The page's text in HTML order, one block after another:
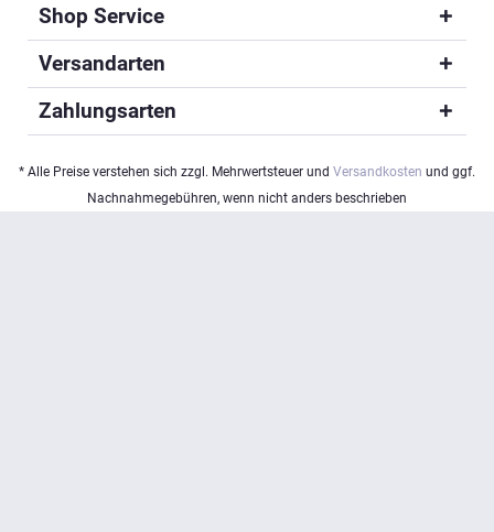
Shop Service
Versandarten
Zahlungsarten
* Alle Preise verstehen sich zzgl. Mehrwertsteuer und Versandkosten und ggf.
Nachnahmegebühren, wenn nicht anders beschrieben